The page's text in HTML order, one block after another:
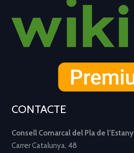
CONTACTE
Consell Comarcal del Pla de l’Estany
Carrer Catalunya, 48